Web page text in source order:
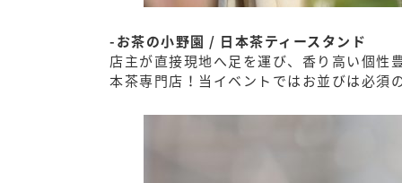
-お茶の小野園 / 日本茶ティースタンド
店主が直接現地へ足を運び、香り高い個性
本茶専門店！当イベントではお並びは必須